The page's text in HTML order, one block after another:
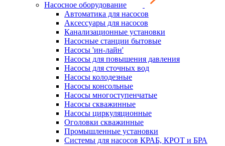
Насосное оборудование
Автоматика для насосов
Аксессуары для насосов
Канализационные установки
Насосные станции бытовые
Насосы 'ин-лайн'
Насосы для повышения давления
Насосы для сточных вод
Насосы колодезные
Насосы консольные
Насосы многоступенчатые
Насосы скважинные
Насосы циркуляционные
Оголовки скважинные
Промышленные установки
Системы для насосов КРАБ, КРОТ и БРА